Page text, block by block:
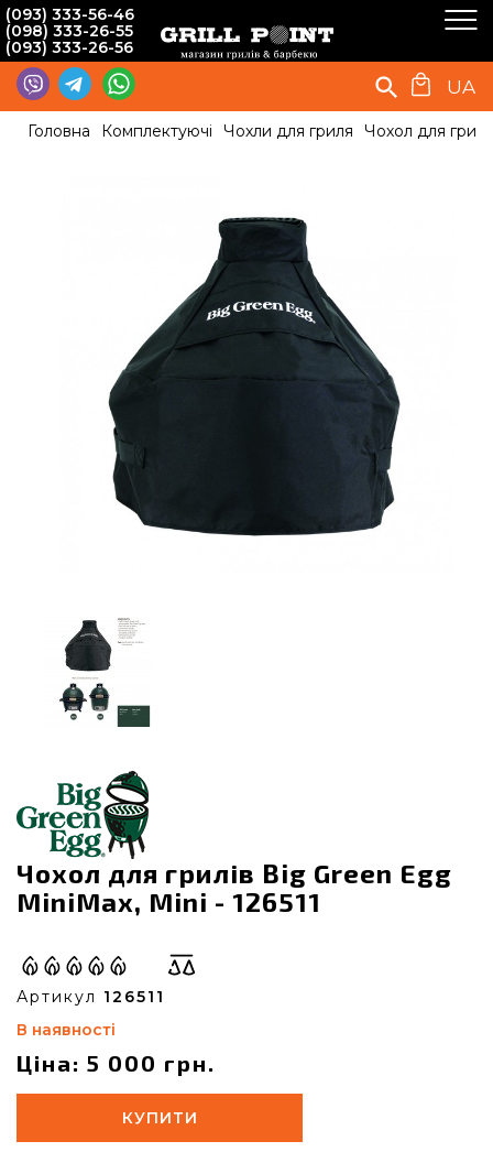
(093) 333-56-46
(098) 333-26-55
(093) 333-26-56
UA
Головна Комплектуючі Чохли для гриля Чохол для
Чохол для грилів Big Green Egg
MiniMax, Mini - 126511
Артикул 126511
В наявності
Ціна: 5 000 грн.
КУПИТИ